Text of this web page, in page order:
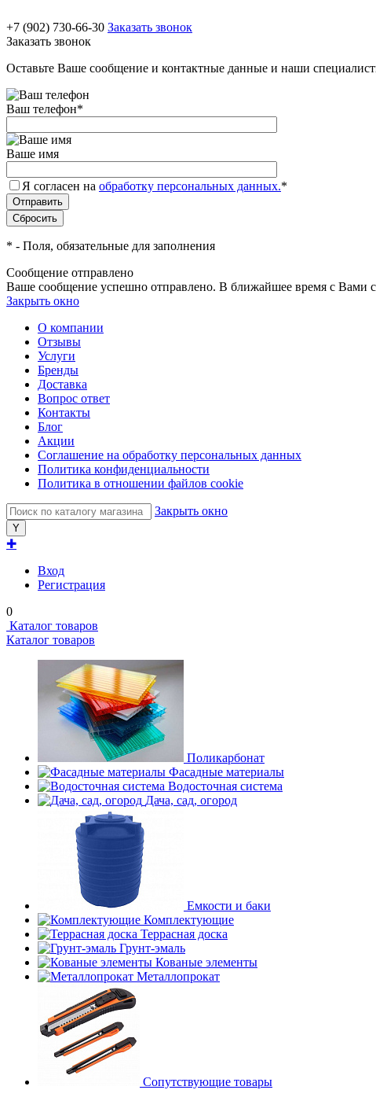
+7 (902) 730-66-30 Заказать звонок
Заказать звонок
Оставьте Ваше сообщение и контактные данные и наши
Ваш телефон*
Ваше имя
Я согласен на обработку персональных данных.*
* - Поля, обязательные для заполнения
Сообщение отправлено
Ваше сообщение успешно отправлено. В ближайшее время с Вами
Закрыть окно
О компании
Отзывы
Услуги
Бренды
Доставка
Вопрос ответ
Контакты
Блог
Акции
Соглашение на обработку персональных данных
Политика конфиденциальности
Политика в отношении файлов cookie
Закрыть окно
✚
Вход
Регистрация
0
Каталог товаров
Каталог товаров
Поликарбонат
Фасадные материалы
Водосточная система
Дача, сад, огород
Емкости и баки
Комплектующие
Террасная доска
Грунт-эмаль
Кованые элементы
Металлопрокат
Сопутствующие товары